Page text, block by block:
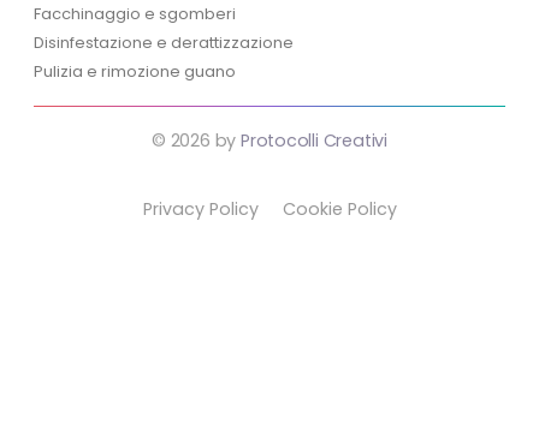
Facchinaggio e sgomberi
Disinfestazione e derattizzazione
Pulizia e rimozione guano
© 2026 by Protocolli Creativi
Privacy Policy Cookie Policy